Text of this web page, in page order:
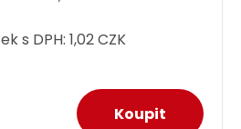
s DPH: 1,02 CZK